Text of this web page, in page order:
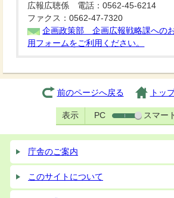
広報広聴係 電話：0562-45-6214
ファクス：0562-47-7320
企画政策部 企画広報戦略課への
用フォームをご利用ください。
前のページへ戻る トッ
表示 PC スマー
庁舎のご案内
このサイトについて